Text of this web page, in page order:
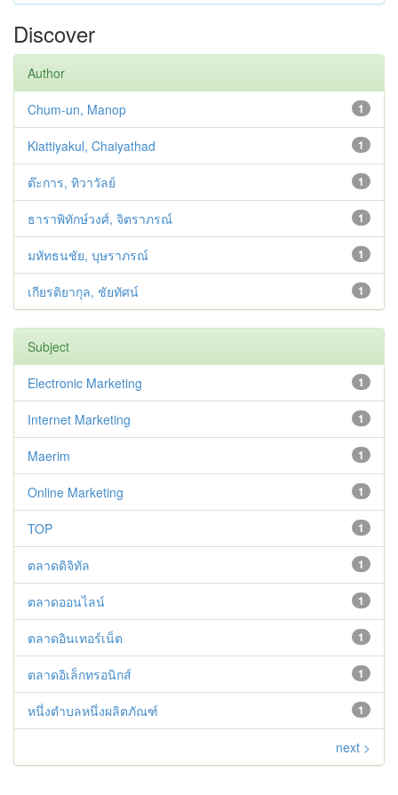
Discover
Author
1
Chum-un, Manop
1
Kiattiyakul, Chaiyathad
1
ต๊ะการ, ทิวาวัลย์
1
ธาราพิทักษ์วงศ์, จิตราภรณ์
1
มหัทธนชัย, บุษราภรณ์
1
เกียรติยากุล, ชัยทัศน์
Subject
1
Electronic Marketing
1
Internet Marketing
1
Maerim
1
Online Marketing
1
TOP
1
ตลาดดิจิทัล
1
ตลาดออนไลน์
1
ตลาดอินเทอร์เน็ต
1
ตลาดอิเล็กทรอนิกส์
1
หนึ่งตำบลหนึ่งผลิตภัณฑ์
next >